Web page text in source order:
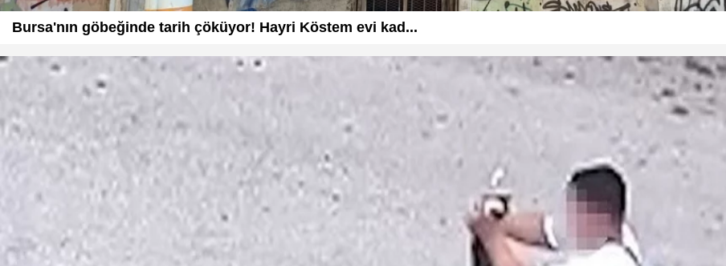
Bursa'nın göbeğinde tarih çöküyor! Hayri Köstem evi kad...